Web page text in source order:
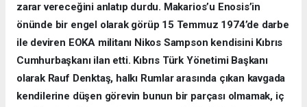
zarar vereceğini anlatıp durdu. Makarios’u Enosis’in
önünde bir engel olarak görüp 15 Temmuz 1974’de darbe
ile deviren EOKA militanı Nikos Sampson kendisini Kıbrıs
Cumhurbaşkanı ilan etti. Kıbrıs Türk Yönetimi Başkanı
olarak Rauf Denktaş, halkı Rumlar arasında çıkan kavgada
kendilerine düşen görevin bunun bir parçası olmamak, iç